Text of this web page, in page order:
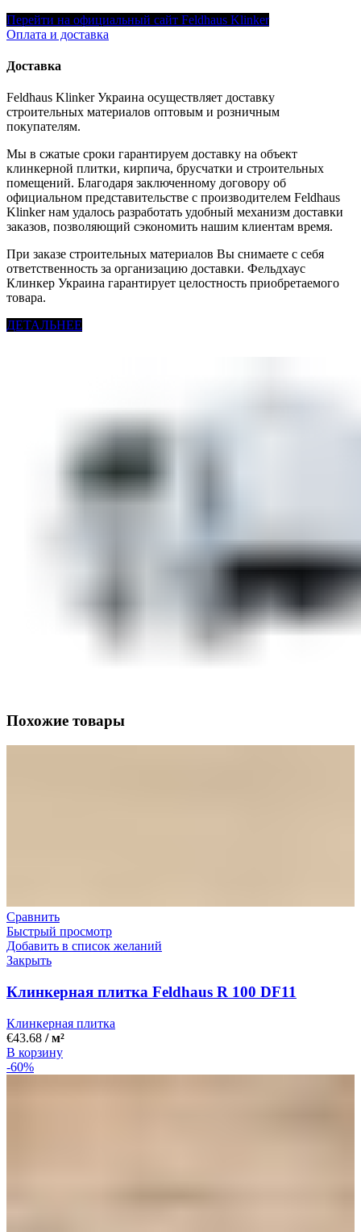
Перейти на официальный сайт Feldhaus Klinker
Оплата и доставка
Доставка
Feldhaus Klinker Украина осуществляет доставку
строительных материалов оптовым и розничным
покупателям.
Мы в сжатые сроки гарантируем доставку на объект
клинкерной плитки, кирпича, брусчатки и строительных
помещений. Благодаря заключенному договору об
официальном представительстве с производителем Feldhaus
Klinker нам удалось разработать удобный механизм доставки
заказов, позволяющий сэкономить нашим клиентам время.
При заказе строительных материалов Вы снимаете с себя
ответственность за организацию доставки. Фельдхаус
Клинкер Украина гарантирует целостность приобретаемого
товара.
ДЕТАЛЬНЕЕ
Похожие товары
Сравнить
Быстрый просмотр
Добавить в список желаний
Закрыть
Клинкерная плитка Feldhaus R 100 DF11
Клинкерная плитка
€43.68 / м²
В корзину
-60%